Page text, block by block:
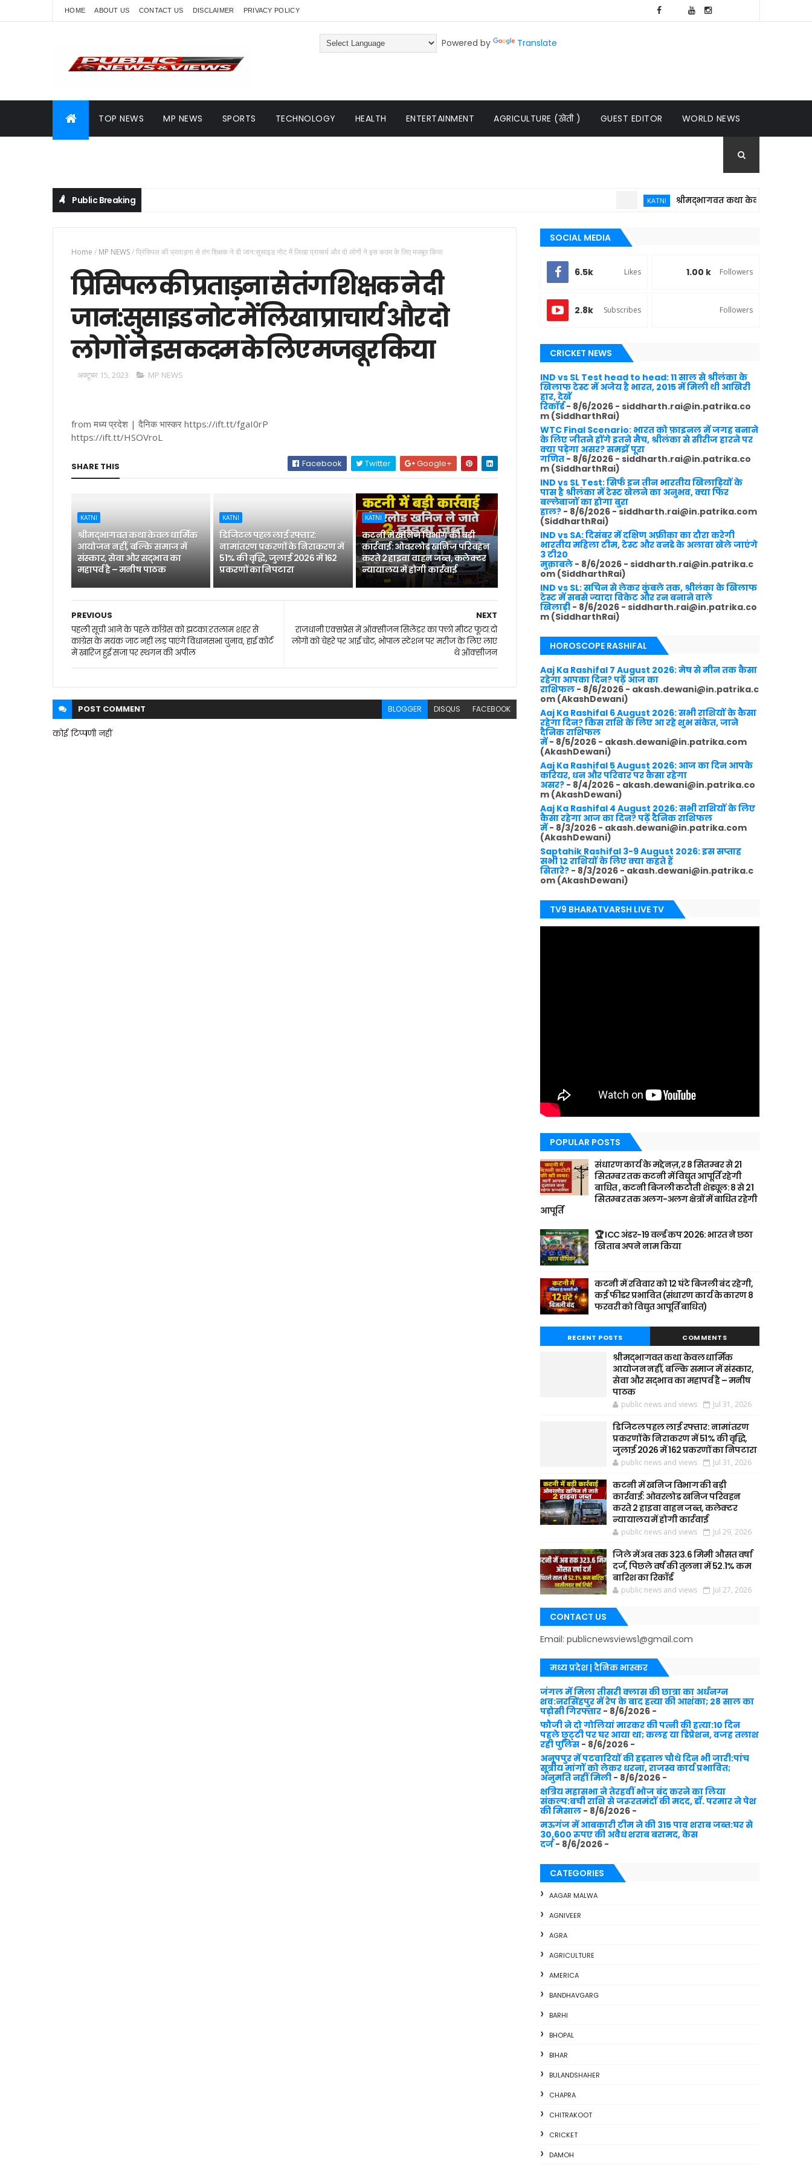
HOME ABOUT US CONTACT US DISCLAIMER PRIVACY POLICY
Powered by Translate
TOP NEWS MP NEWS SPORTS TECHNOLOGY HEALTH ENTERTAINMENT AGRICULTURE (खेती ) GUEST EDITOR WORLD NEWS
Public Breaking श्रीमद्भागवत कथा केवल धार्मिक आयोजन
Home / MP NEWS/प्रिंसिपल की प्रताड़ना से तंग शिक्षक ने दी जान:सुसाइड नोट में लिखा प्राचार्य और दो लोगों ने इस कदम के लिए मजबूर किया
प्रिंसिपल की प्रताड़ना से तंग शिक्षक ने दी
जान:सुसाइड नोट में लिखा प्राचार्य और दो
लोगों ने इस कदम के लिए मजबूर किया
अक्टूबर 15, 2023 MP NEWS
from मध्य प्रदेश | दैनिक भास्कर https://ift.tt/fgaI0rP
https://ift.tt/HSOVroL
SHARE THIS Facebook Twitter Google+
KATNI
श्रीमद्भागवत कथा केवल धार्मिक
आयोजन नहीं, बल्कि समाज में
संस्कार, सेवा और सद्भाव का
महापर्व है – मनीष पाठक
KATNI
डिजिटल पहल लाई रफ्तार:
नामांतरण प्रकरणों के निराकरण में
51% की वृद्धि, जुलाई 2026 में 162
प्रकरणों का निपटारा
KATNI
कटनी में खनिज विभाग की बड़ी
कार्रवाई: ओवरलोड खनिज परिवहन
करते 2 हाइवा वाहन जब्त, कलेक्टर
न्यायालय में होगी कार्रवाई
NEXT
राजधानी एक्सप्रेस में ऑक्सीजन सिलेंडर का फ्लो मीटर फूटा:दो
लोगों को चेहरे पर आई चोट, भोपाल स्टेशन पर मरीज के लिए लाए
थे ऑक्सीजन
PREVIOUS
पहली सूची आने के पहले काँग्रेस को झटका:रतलाम शहर से
कांग्रेस के मयंक जाट नहीं लड़ पाएंगे विधानसभा चुनाव, हाई कोर्ट
में खारिज हुई सजा पर स्थगन की अपील
POST COMMENT BLOGGER DISQUS FACEBOOK
कोई टिप्पणी नहीं
SOCIAL MEDIA
6.5k Likes 1.00 k Followers
2.8k Subscribes Followers
CRICKET NEWS
IND vs SL Test head to head: 11 साल से श्रीलंका के
खिलाफ टेस्ट में अजेय है भारत, 2015 में मिली थी आखिरी
हार, देखें
रिकॉर्ड- 8/6/2026 - siddharth.rai@in.patrika.co
m (SiddharthRai)
WTC Final Scenario: भारत को फ़ाइनल में जगह बनाने
के लिए जीतने होंगे इतने मैच, श्रीलंका से सीरीज हारने पर
क्या पड़ेगा असर? समझें पूरा
गणित- 8/6/2026 - siddharth.rai@in.patrika.co
m (SiddharthRai)
IND vs SL Test: सिर्फ इन तीन भारतीय खिलाड़ियों के
पास है श्रीलंका में टेस्ट खेलने का अनुभव, क्या फिर
बल्लेबाजों का होगा बुरा
हाल? - 8/6/2026 - siddharth.rai@in.patrika.com
(SiddharthRai)
IND vs SA: दिसंबर में दक्षिण अफ्रीका का दौरा करेगी
भारतीय महिला टीम, टेस्ट और वनडे के अलावा खेले जाएंगे
3 टी20
मुक़ाबले - 8/6/2026 - siddharth.rai@in.patrika.c
om (SiddharthRai)
IND vs SL: सचिन से लेकर कुंबले तक, श्रीलंका के खिलाफ
टेस्ट में सबसे ज्यादा विकेट और रन बनाने वाले
खिलाड़ी - 8/6/2026 - siddharth.rai@in.patrika.co
m (SiddharthRai)
HOROSCOPE RASHIFAL
Aaj Ka Rashifal 7 August 2026: मेष से मीन तक कैसा
रहेगा आपका दिन? पढ़ें आज का
राशिफल - 8/6/2026 - akash.dewani@in.patrika.c
om (AkashDewani)
Aaj Ka Rashifal 6 August 2026: सभी राशियों के कैसा
रहेगा दिन? किस राशि के लिए आ रहे शुभ संकेत, जाने
दैनिक राशिफल
में- 8/5/2026 - akash.dewani@in.patrika.com
(AkashDewani)
Aaj Ka Rashifal 5 August 2026: आज का दिन आपके
करियर, धन और परिवार पर कैसा रहेगा
असर? - 8/4/2026 - akash.dewani@in.patrika.co
m (AkashDewani)
Aaj Ka Rashifal 4 August 2026: सभी राशियों के लिए
कैसा रहेगा आज का दिन? पढ़ें दैनिक राशिफल
में- 8/3/2026 - akash.dewani@in.patrika.com
(AkashDewani)
Saptahik Rashifal 3-9 August 2026: इस सप्ताह
सभी 12 राशियों के लिए क्या कहते हैं
सितारे? - 8/3/2026 - akash.dewani@in.patrika.c
om (AkashDewani)
TV9 BHARATVARSH LIVE TV
POPULAR POSTS
संधारण कार्य के मद्देनज़,र 8 सितम्बर से 21
सितम्बर तक कटनी में विद्युत आपूर्ति रहेगी
बाधित , कटनी बिजली कटौती शेड्यूल: 8 से 21
सितम्बर तक अलग-अलग क्षेत्रों में बाधित रहेगी
आपूर्ति
🏆 ICC अंडर-19 वर्ल्ड कप 2026: भारत ने छठा
खिताब अपने नाम किया
कटनी में रविवार को 12 घंटे बिजली बंद रहेगी,
कई फीडर प्रभावित (संधारण कार्य के कारण 8
फरवरी को विद्युत आपूर्ति बाधित)
RECENT POSTS COMMENTS
श्रीमद्भागवत कथा केवल धार्मिक
आयोजन नहीं, बल्कि समाज में संस्कार,
सेवा और सद्भाव का महापर्व है – मनीष
पाठक
public news and views Jul 31, 2026
डिजिटल पहल लाई रफ्तार: नामांतरण
प्रकरणों के निराकरण में 51% की वृद्धि,
जुलाई 2026 में 162 प्रकरणों का निपटारा
public news and views Jul 31, 2026
कटनी में खनिज विभाग की बड़ी
कार्रवाई: ओवरलोड खनिज परिवहन
करते 2 हाइवा वाहन जब्त, कलेक्टर
न्यायालय में होगी कार्रवाई
public news and views Jul 29, 2026
जिले में अब तक 323.6 मिमी औसत वर्षा
दर्ज, पिछले वर्ष की तुलना में 52.1% कम
बारिश का रिकॉर्ड
public news and views Jul 27, 2026
CONTACT US
Email: publicnewsviews1@gmail.com
मध्य प्रदेश | दैनिक भास्कर
जंगल में मिला तीसरी क्लास की छात्रा का अर्धनग्न
शव:नरसिंहपुर में रेप के बाद हत्या की आशंका; 28 साल का
पड़ोसी गिरफ्तार - 8/6/2026 -
फौजी ने दो गोलियां मारकर की पत्नी की हत्या:10 दिन
पहले छुट्‌टी पर घर आया था; कलह या डिप्रेशन, वजह तलाश
रही पुलिस - 8/6/2026 -
अनूपपुर में पटवारियों की हड़ताल चौथे दिन भी जारी:पांच
सूत्रीय मांगों को लेकर धरना, राजस्व कार्य प्रभावित;
अनुमति नहीं मिली - 8/6/2026 -
क्षत्रिय महासभा ने तेरहवीं भोज बंद करने का लिया
संकल्प:बची राशि से जरूरतमंदों की मदद, डॉ. परमार ने पेश
की मिसाल - 8/6/2026 -
मऊगंज में आबकारी टीम ने की 315 पाव शराब जब्त:घर से
30,600 रुपए की अवैध शराब बरामद, केस
दर्ज- 8/6/2026 -
CATEGORIES
AAGAR MALWA
AGNIVEER
AGRA
AGRICULTURE
AMERICA
BANDHAVGARG
BARHI
BHOPAL
BIHAR
BULANDSHAHER
CHAPRA
CHITRAKOOT
CRICKET
DAMOH